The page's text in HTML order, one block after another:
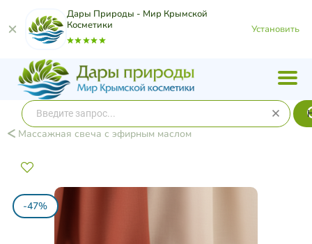
Дары Природы - Мир Крымской
Косметики
Установить
Массажная свеча с эфирным маслом
-47%